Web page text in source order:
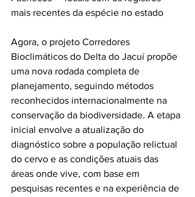
mais recentes da espécie no estado
Agora, o projeto Corredores
Bioclimáticos do Delta do Jacuí propõe
uma nova rodada completa de
planejamento, seguindo métodos
reconhecidos internacionalmente na
conservação da biodiversidade. A etapa
inicial envolve a atualização do
diagnóstico sobre a população relictual
do cervo e as condições atuais das
áreas onde vive, com base em
pesquisas recentes e na experiência de